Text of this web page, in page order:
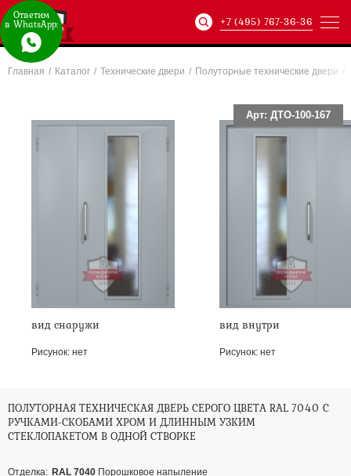
Артикул: ХХХ-xxx-
+7 (495) 767-36-36
Главная / Каталог / Технические двери / Полуторные технические двери
Арт: ДТО-100-167
вид снаружи
Рисунок: нет
вид внутри
Рисунок: нет
ПОЛУТОРНАЯ ТЕХНИЧЕСКАЯ ДВЕРЬ СЕРОГО ЦВЕТА RAL 7040 С
РУЧКАМИ-СКОБАМИ ХРОМ И ДЛИННЫМ УЗКИМ
СТЕКЛОПАКЕТОМ В ОДНОЙ СТВОРКЕ
Отделка: RAL 7040 Порошковое напыление
Ответим
в WhatsApp: